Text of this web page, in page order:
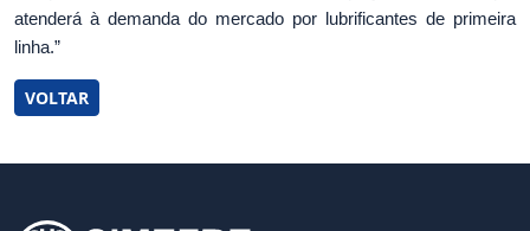
atenderá à demanda do mercado por lubrificantes de primeira
linha.”
VOLTAR